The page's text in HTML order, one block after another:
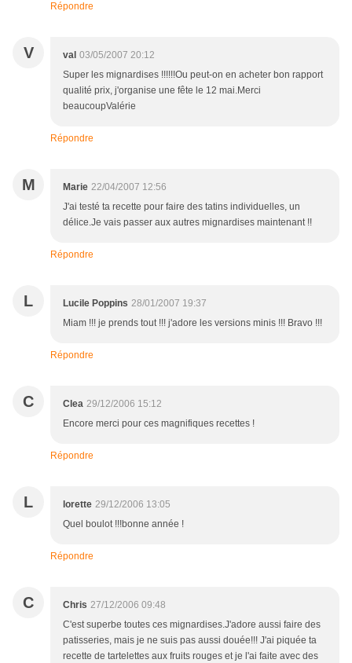
Répondre
V val 03/05/2007 20:12
Super les mignardises !!!!!!Ou peut-on en acheter bon rapport
qualité prix, j'organise une fête le 12 mai.Merci
beaucoupValérie
Répondre
M Marie 22/04/2007 12:56
J'ai testé ta recette pour faire des tatins individuelles, un
délice.Je vais passer aux autres mignardises maintenant !!
Répondre
L Lucile Poppins 28/01/2007 19:37
Miam !!! je prends tout !!! j'adore les versions minis !!! Bravo !!!
Répondre
C Clea 29/12/2006 15:12
Encore merci pour ces magnifiques recettes !
Répondre
L lorette 29/12/2006 13:05
Quel boulot !!!bonne année !
Répondre
C Chris 27/12/2006 09:48
C'est superbe toutes ces mignardises.J'adore aussi faire des
patisseries, mais je ne suis pas aussi douée!!! J'ai piquée ta
recette de tartelettes aux fruits rouges et je l'ai faite avec des